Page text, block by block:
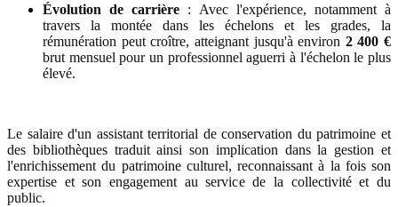
Évolution de carrière : Avec l'expérience, notamment à
travers la montée dans les échelons et les grades, la
rémunération peut croître, atteignant jusqu'à environ 2 400 €
brut mensuel pour un professionnel aguerri à l'échelon le plus
élevé.
Le salaire d'un assistant territorial de conservation du patrimoine et
des bibliothèques traduit ainsi son implication dans la gestion et
l'enrichissement du patrimoine culturel, reconnaissant à la fois son
expertise et son engagement au service de la collectivité et du
public.